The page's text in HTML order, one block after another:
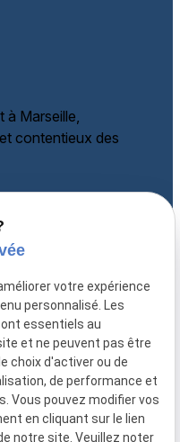
Marseille,
contentieux des
votre expérience
personnalisé. Les
essentiels au
et ne peuvent pas être
choix d'activer ou de
de performance et
Vous pouvez modifier vos
en cliquant sur le lien
notre site. Veuillez noter